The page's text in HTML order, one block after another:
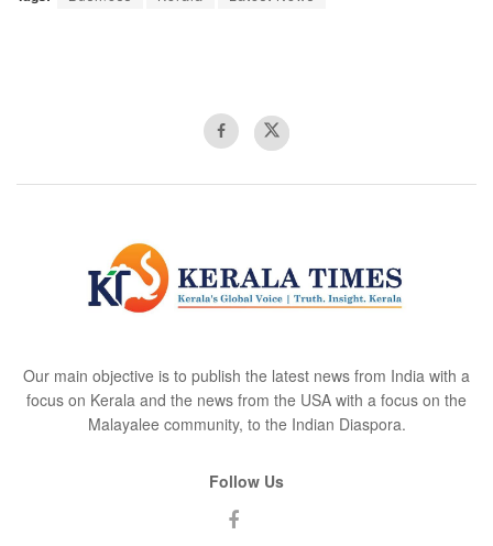
Our main objective is to publish the latest news from India with a
focus on Kerala and the news from the USA with a focus on the
Malayalee community, to the Indian Diaspora.
Follow Us